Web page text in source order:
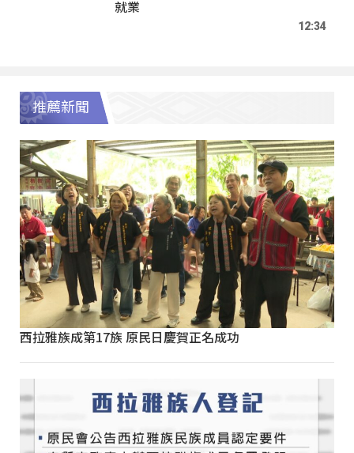
就業
12:34
推薦新聞
西拉雅族成第17族 原民日慶賀正名成功